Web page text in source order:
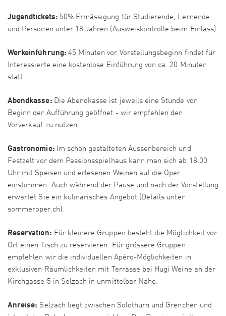
Jugendtickets: 50% Ermässigung für Studierende, Lernende
und Personen unter 18 Jahren (Ausweiskontrolle beim Einlass).
Werkeinführung: 45 Minuten vor Vorstellungsbeginn findet für
Interessierte eine kostenlose Einführung von ca. 20 Minuten
statt.
Abendkasse: Die Abendkasse ist jeweils eine Stunde vor
Beginn der Aufführung geöffnet - wir empfehlen den
Vorverkauf zu nutzen.
​Gastronomie: Im schön gestalteten Aussenbereich und
Festzelt vor dem Passionsspielhaus kann man sich ab 18.00
Uhr mit Speisen und erlesenen Weinen auf die Oper
einstimmen. Auch während der Pause und nach der Vorstellung
erwartet Sie ein kulinarisches Angebot (Details unter
sommeroper.ch).
Reservation: Für kleinere Gruppen besteht die Möglichkeit vor
Ort einen Tisch zu reservieren. Für grössere Gruppen
empfehlen wir die individuellen Apéro-Möglichkeiten in
exklusiven Räumlichkeiten mit Terrasse bei Hugi Weine an der
Kirchgasse 5 in Selzach in unmittelbar Nähe.
Anreise: Selzach liegt zwischen Solothurn und Grenchen und